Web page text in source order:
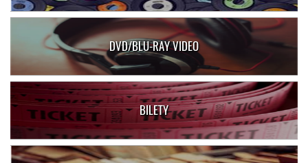
DVD/BLU-RAY VIDEO
BILETY